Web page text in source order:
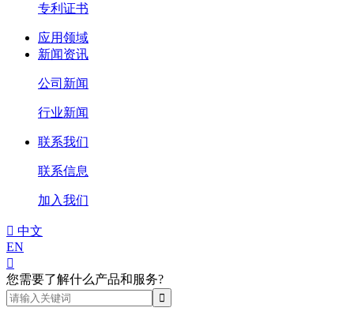
专利证书
应用领域
新闻资讯
公司新闻
行业新闻
联系我们
联系信息
加入我们
 中文
EN

您需要了解什么产品和服务?